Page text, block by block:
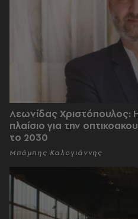
Λεωνίδας Χριστόπουλος:
πλαίσιο για την
το 2030
Μπάμπης Καλογιάννης